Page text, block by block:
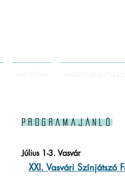
Programajánló
Július 1-3. Vasvár
XXI. Vasvári Színjátszó